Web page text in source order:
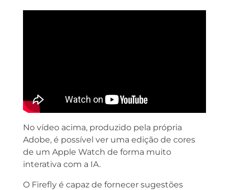
No vídeo acima, produzido pela própria
Adobe, é possível ver uma edição de cores
de um Apple Watch de forma muito
interativa com a IA.
O Firefly é capaz de fornecer sugestões